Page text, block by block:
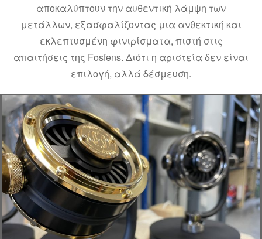
αποκαλύπτουν την αυθεντική λάμψη των
μετάλλων, εξασφαλίζοντας μια ανθεκτική και
εκλεπτυσμένη φινιρίσματα, πιστή στις
απαιτήσεις της Fosfens. Διότι η αριστεία δεν είναι
επιλογή, αλλά δέσμευση.